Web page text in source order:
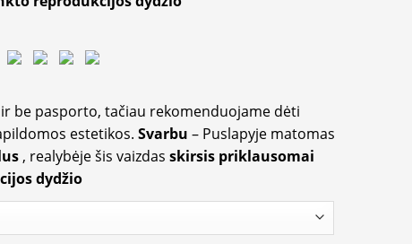
be pasporto, tačiau rekomenduojame dėti
estetikos. Svarbu – Puslapyje matomas
, realybėje šis vaizdas skirsis priklausomai
dydžio